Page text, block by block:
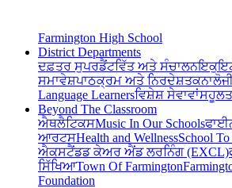
Farmington High School
District Departments
ਦਫ਼ਤਰ ਸੁਪਰਡੈਂਟਵਿੱਤ ਅਤੇ ਸੰਚਾਲਨ
ਸਮਾਵੇਸ਼ਪਾਠਕ੍ਰਮ ਅਤੇ ਨਿਰਦੇਸ਼
Language Learnersਵਿਸ਼ੇਸ਼ ਸੇਵਾਵਾਂ
Beyond The Classroom
ਐਥਲੈਟਿਕਸMusic In Our Schools
ਆਰਟਸHealth and WellnessSchool To
ਐਕਸਟੈਂਡਡ ਕੇਅਰ ਐਂਡ ਲਰਨਿੰਗ (EXCL)
ਸਿੱਖਿਆTown Of Farmington
Foundation